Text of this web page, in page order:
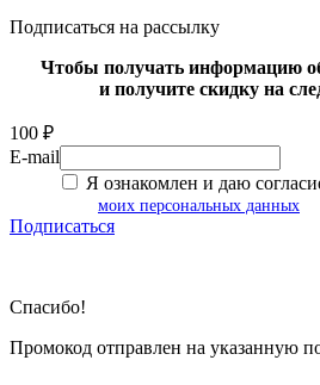
Подписаться на рассылку
Чтобы получать информацию
и получите скидку на
100 ₽
E-mail
Я ознакомлен и даю
моих персональных данных
Подписаться
Спасибо!
Промокод отправлен на указанную